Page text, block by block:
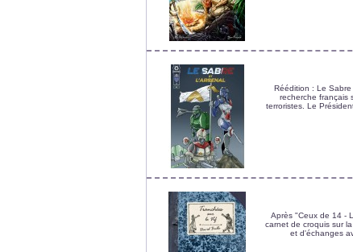
Réédition : Le
recherche français
terroristes. Le
Après "Ceux de 14 -
carnet de croquis sur
et d'échanges